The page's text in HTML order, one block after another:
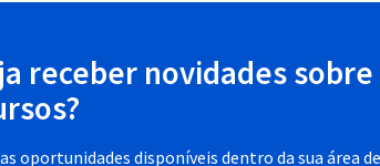
receber novidades sobre
oportunidades disponíveis dentro da sua área de